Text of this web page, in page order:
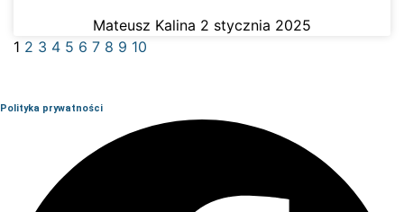
Mateusz Kalina 2 stycznia 2025
1 2 3 4 5 6 7 8 9 10
Polityka prywatności